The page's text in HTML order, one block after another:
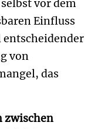
vor dem
Einfluss
entscheidender
von
das
zwischen